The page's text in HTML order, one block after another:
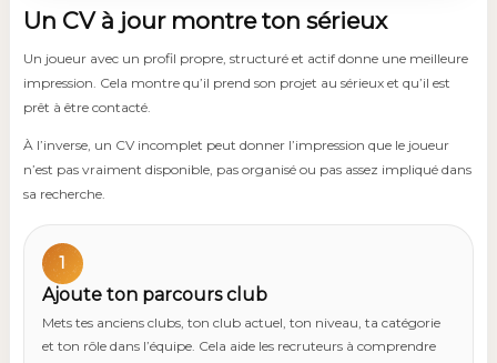
Un CV à jour montre ton sérieux
Un joueur avec un profil propre, structuré et actif donne une meilleure
impression. Cela montre qu’il prend son projet au sérieux et qu’il est
prêt à être contacté.
À l’inverse, un CV incomplet peut donner l’impression que le joueur
n’est pas vraiment disponible, pas organisé ou pas assez impliqué dans
sa recherche.
1
Ajoute ton parcours club
Mets tes anciens clubs, ton club actuel, ton niveau, ta catégorie
et ton rôle dans l’équipe. Cela aide les recruteurs à comprendre